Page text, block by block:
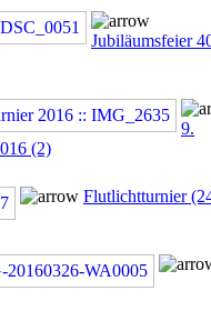
Jubiläumsfeier
9.
(2)
Flutlichtturnier